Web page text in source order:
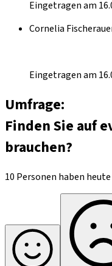
Eingetragen am
Cornelia
Eingetragen am
Umfrage:
Finden Sie auf
brauchen?
10 Personen haben